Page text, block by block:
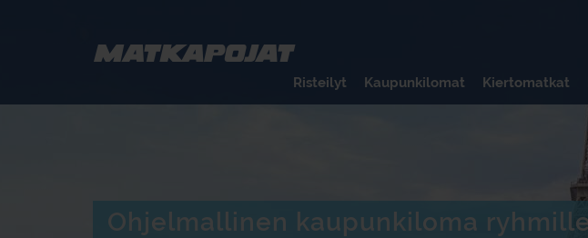
Risteilyt Kaupunkilomat Kiertomatkat
Ohjelmallinen kaupunkiloma